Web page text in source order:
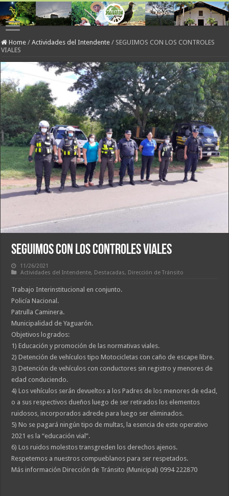
Home / Actividades del Intendente / SEGUIMOS CON LOS CONTROLES
VIALES
SEGUIMOS CON LOS CONTROLES VIALES
11/26/2021
Actividades del Intendente, Destacadas, Dirección de Tránsito
Trabajo Interinstitucional en conjunto.
Policía Nacional.
Patrulla Caminera.
Municipalidad de Yaguarón.
Objetivos logrados:
1) Educación y promoción de las normativas viales.
2) Detención de vehículos tipo Motocicletas con caño de escape libre.
3) Detención de vehículos con conductores sin registro y menores de
edad conduciendo.
4) Los vehículos serán devueltos a los Padres de los menores de edad,
o a sus respectivos dueños luego de ser retirados los elementos
ruidosos, incorporados adrede para luego ser eliminados.
5) No se pagará ningún tipo de multas, la esencia de este operativo
2021 es la “educación vial”.
6) Los ruidos molestos transgreden los derechos ajenos.
Respetemos a nuestros compueblanos para ser respetados.
Más información Dirección de Tránsito (Municipal) 0994 222870